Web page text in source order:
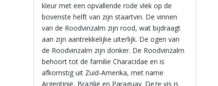
kleur met een opvallende rode vlek op de
bovenste helft van zijn staartvin. De vinnen
van de Roodvinzalm zijn rood, wat bijdraagt
aan zijn aantrekkelijke uiterlijk. De ogen van
de Roodvinzalm zijn donker. De Roodvinzalm
behoort tot de familie Characidae en is
afkomstig uit Zuid-Amerika, met name
Argentinië, Brazilië en Paraguay. Deze vis is